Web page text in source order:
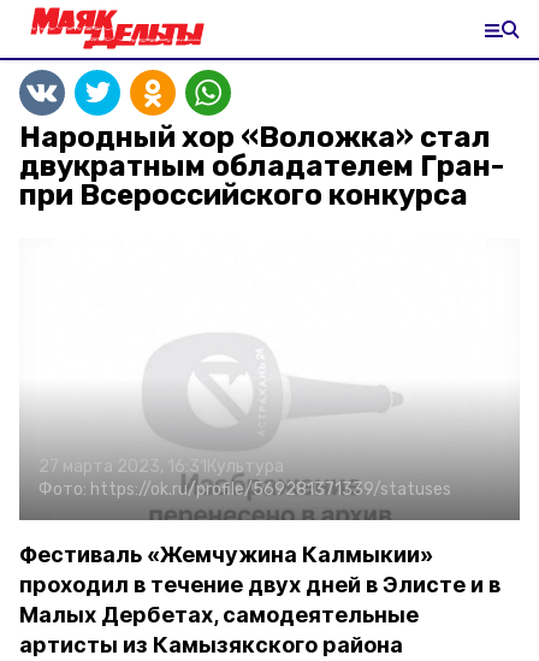
Народный хор «Воложка» стал
двукратным обладателем Гран-
при Всероссийского конкурса
27 марта 2023, 16:31 Культура
Фото: https://ok.ru/profile/569281371339/statuses
Фестиваль «Жемчужина Калмыкии»
проходил в течение двух дней в Элисте и в
Малых Дербетах, самодеятельные
артисты из Камызякского района